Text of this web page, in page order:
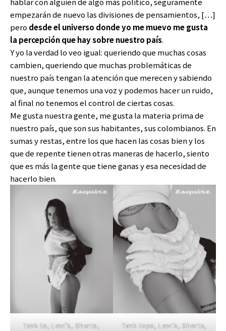
empezarán de nuevo las divisiones de pensamientos, […]
pero desde el universo donde yo me muevo me gusta
la percepción que hay sobre nuestro país.
Y yo la verdad lo veo igual: queriendo que muchas cosas
cambien, queriendo que muchas problemáticas de
nuestro país tengan la atención que merecen y sabiendo
que, aunque tenemos una voz y podemos hacer un ruido,
al final no tenemos el control de ciertas cosas.
Me gusta nuestra gente, me gusta la materia prima de
nuestro país, que son sus habitantes, sus colombianos. En
sumas y restas, entre los que hacen las cosas bien y los
que de repente tienen otras maneras de hacerlo, siento
que es más la gente que tiene ganas y esa necesidad de
hacerlo bien.
Tank to, Levi’s, Shorts,
Tank tops, Levi’s, Shorts,